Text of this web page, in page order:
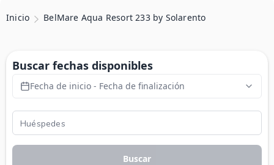
Inicio BelMare Aqua Resort 233 by Solarento
Buscar fechas disponibles
Fecha de inicio - Fecha de finalización
Buscar